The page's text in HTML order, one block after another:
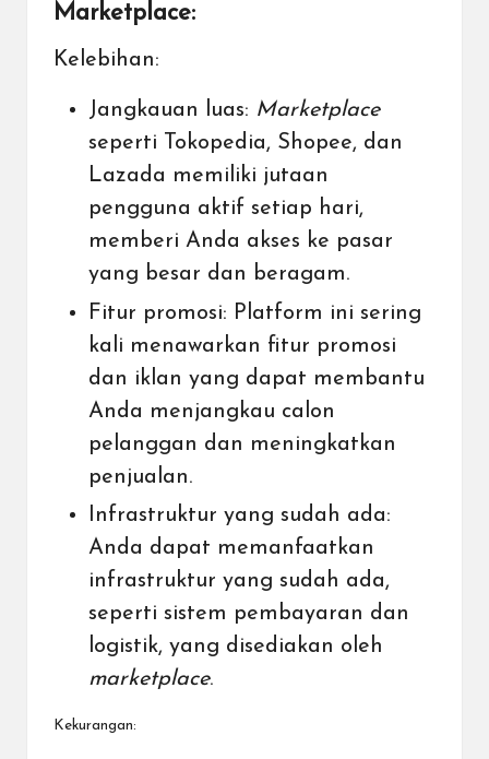
Marketplace:
Kelebihan:
Jangkauan luas: Marketplace
seperti Tokopedia, Shopee, dan
Lazada memiliki jutaan
pengguna aktif setiap hari,
memberi Anda akses ke pasar
yang besar dan beragam.
Fitur promosi: Platform ini sering
kali menawarkan fitur promosi
dan iklan yang dapat membantu
Anda menjangkau calon
pelanggan dan meningkatkan
penjualan.
Infrastruktur yang sudah ada:
Anda dapat memanfaatkan
infrastruktur yang sudah ada,
seperti sistem pembayaran dan
logistik, yang disediakan oleh
marketplace.
Kekurangan: